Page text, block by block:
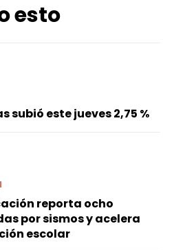
esto
subió este jueves 2,75 %
reporta ocho
por sismos y acelera
escolar